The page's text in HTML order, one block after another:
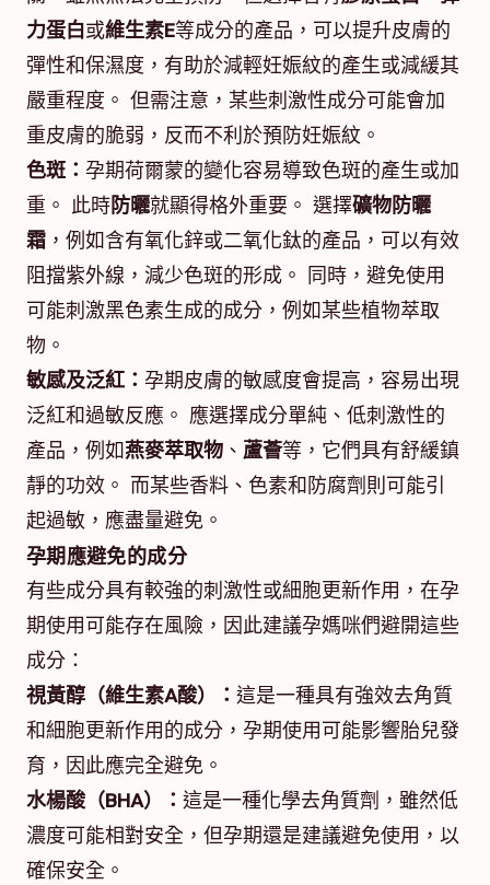
力蛋白或維生素E等成分的產品，可以提升皮膚的
彈性和保濕度，有助於減輕妊娠紋的產生或減緩其
嚴重程度。 但需注意，某些刺激性成分可能會加
重皮膚的脆弱，反而不利於預防妊娠紋。
色斑： 孕期荷爾蒙的變化容易導致色斑的產生或加
重。 此時防曬就顯得格外重要。 選擇礦物防曬
霜 ，例如含有氧化鋅或二氧化鈦的產品，可以有效
阻擋紫外線，減少色斑的形成。 同時，避免使用
可能刺激黑色素生成的成分，例如某些植物萃取
物。
敏感及泛紅： 孕期皮膚的敏感度會提高，容易出現
泛紅和過敏反應。 應選擇成分單純、低刺激性的
產品，例如燕麥萃取物 、 蘆薈等，它們具有舒緩鎮
靜的功效。 而某些香料、色素和防腐劑則可能引
起過敏，應盡量避免。
孕期應避免的成分
有些成分具有較強的刺激性或細胞更新作用，在孕
期使用可能存在風險，因此建議孕媽咪們避開這些
成分：
視黃醇（維生素A酸）： 這是一種具有強效去角質
和細胞更新作用的成分，孕期使用可能影響胎兒發
育，因此應完全避免。
水楊酸（BHA）： 這是一種化學去角質劑，雖然低
濃度可能相對安全，但孕期還是建議避免使用，以
確保安全。